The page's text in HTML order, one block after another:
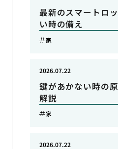
最新のスマートロ
い時の備え
家
鍵があかない時の
解説
2026.07.22
家
2026.07.22